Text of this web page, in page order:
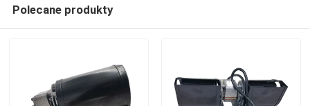
Polecane produkty